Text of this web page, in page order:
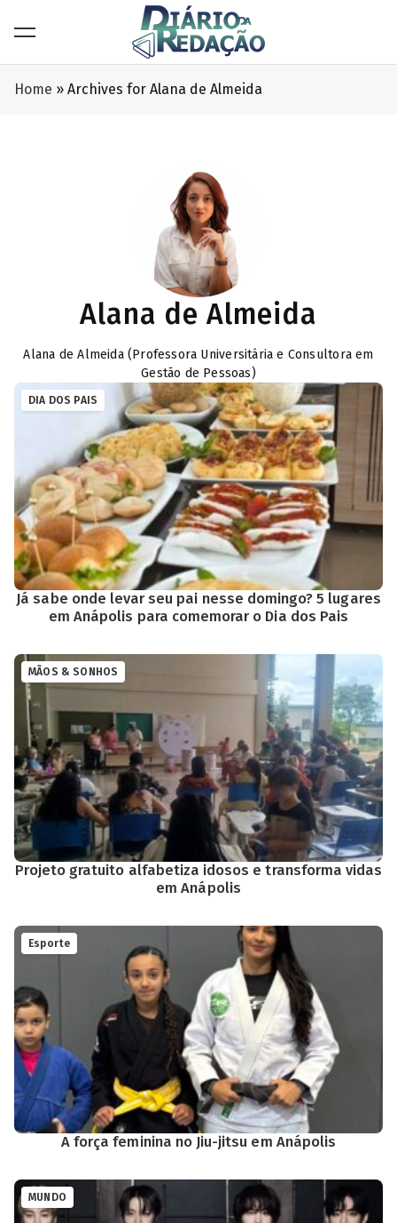
Home » Archives for Alana de Almeida
Alana de Almeida
Alana de Almeida (Professora Universitária e Consultora em
Gestão de Pessoas)
DIA DOS PAIS
Já sabe onde levar seu pai nesse domingo? 5 lugares
em Anápolis para comemorar o Dia dos Pais
MÃOS & SONHOS
Projeto gratuito alfabetiza idosos e transforma vidas
em Anápolis
Esporte
A força feminina no Jiu-jitsu em Anápolis
MUNDO